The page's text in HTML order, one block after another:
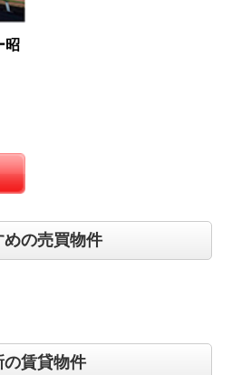
昭
めの売買物件
の賃貸物件